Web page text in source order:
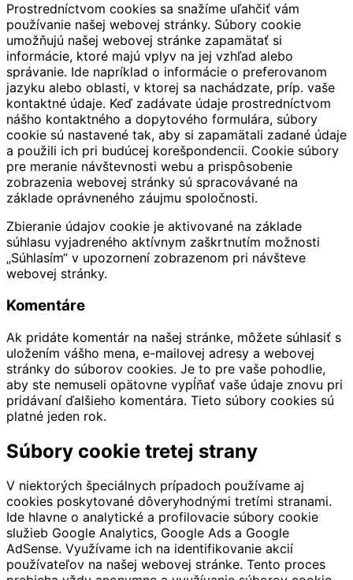
Prostredníctvom cookies sa snažíme uľahčiť vám
používanie našej webovej stránky. Súbory cookie
umožňujú našej webovej stránke zapamätať si
informácie, ktoré majú vplyv na jej vzhľad alebo
správanie. Ide napríklad o informácie o preferovanom
jazyku alebo oblasti, v ktorej sa nachádzate, príp. vaše
kontaktné údaje. Keď zadávate údaje prostredníctvom
nášho kontaktného a dopytového formulára, súbory
cookie sú nastavené tak, aby si zapamätali zadané údaje
a použili ich pri budúcej korešpondencii. Cookie súbory
pre meranie návštevnosti webu a prispôsobenie
zobrazenia webovej stránky sú spracovávané na
základe oprávneného záujmu spoločnosti.
Zbieranie údajov cookie je aktivované na základe
súhlasu vyjadreného aktívnym zaškrtnutím možnosti
„Súhlasím“ v upozornení zobrazenom pri návšteve
webovej stránky.
Komentáre
Ak pridáte komentár na našej stránke, môžete súhlasiť s
uložením vášho mena, e-mailovej adresy a webovej
stránky do súborov cookies. Je to pre vaše pohodlie,
aby ste nemuseli opätovne vypĺňať vaše údaje znovu pri
pridávaní ďalšieho komentára. Tieto súbory cookies sú
platné jeden rok.
Súbory cookie tretej strany
V niektorých špeciálnych prípadoch používame aj
cookies poskytované dôveryhodnými tretími stranami.
Ide hlavne o analytické a profilovacie súbory cookie
služieb Google Analytics, Google Ads a Google
AdSense. Využívame ich na identifikovanie akcií
používateľov na našej webovej stránke. Tento proces